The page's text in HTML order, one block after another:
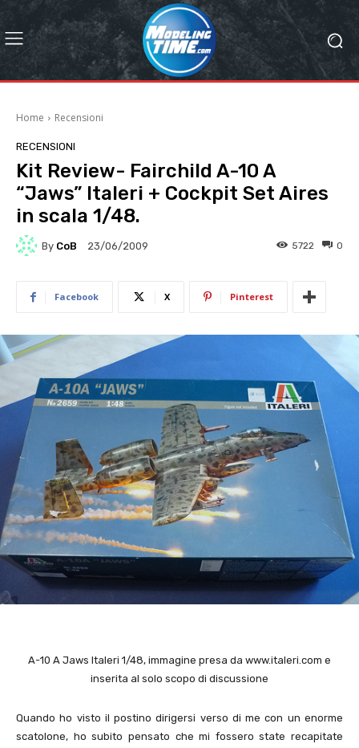
Home Recensioni
RECENSIONI
Kit Review- Fairchild A-10 A
“Jaws” Italeri + Cockpit Set Aires
in scala 1/48.
By CoB 23/06/2009 0
5722
Facebook X Pinterest
A-10 A Jaws Italeri 1/48, immagine presa da www.italeri.com e
inserita al solo scopo di discussione
Quando ho visto il postino dirigersi verso di me con un enorme
scatolone, ho subito pensato che mi fossero state recapitate